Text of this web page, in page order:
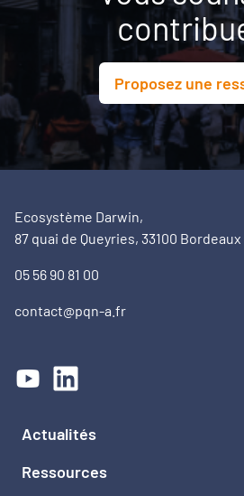
Proposez une
Ecosystème Darwin,
87 quai de Queyries, 33100 Bordeaux
05 56 90 81 00
contact@pqn-a.fr
Actualités
Ressources